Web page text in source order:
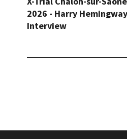
2026 - Harry Hemingway
Interview